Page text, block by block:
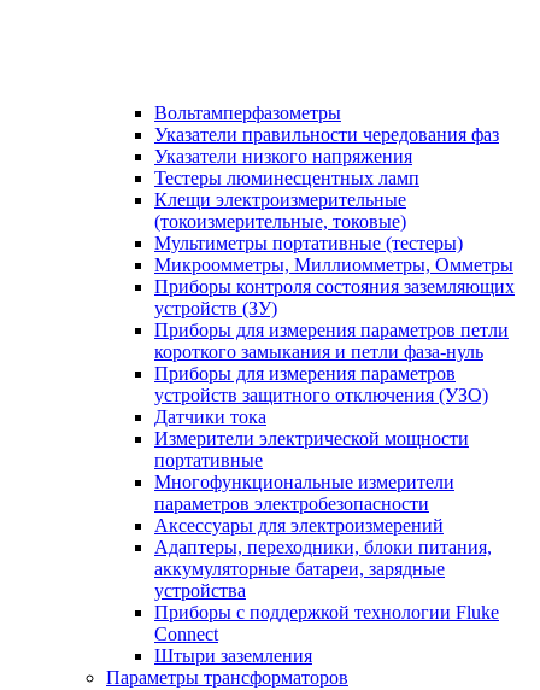
Вольтамперфазометры
Указатели правильности чередования фаз
Указатели низкого напряжения
Тестеры люминесцентных ламп
Клещи электроизмерительные
(токоизмерительные, токовые)
Мультиметры портативные (тестеры)
Микроомметры, Миллиомметры, Омметры
Приборы контроля состояния заземляющих
устройств (ЗУ)
Приборы для измерения параметров петли
короткого замыкания и петли фаза-нуль
Приборы для измерения параметров
устройств защитного отключения (УЗО)
Датчики тока
Измерители электрической мощности
портативные
Многофункциональные измерители
параметров электробезопасности
Аксессуары для электроизмерений
Адаптеры, переходники, блоки питания,
аккумуляторные батареи, зарядные
устройства
Приборы с поддержкой технологии Fluke
Connect
Штыри заземления
Параметры трансформаторов